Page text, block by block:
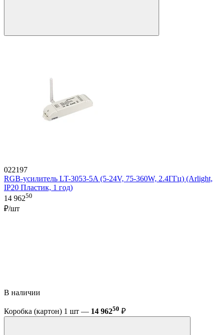
022197
RGB-усилитель LT-3053-5A (5-24V, 75-360W, 2.4ГГц) (Arlight,
IP20 Пластик, 1 год)
14 96250
₽/шт
В наличии
Коробка (картон) 1 шт — 14 96250 ₽